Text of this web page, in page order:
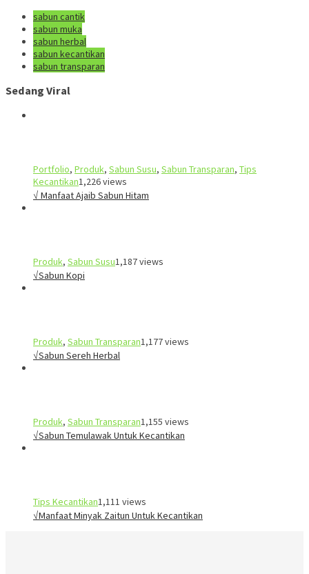
sabun cantik
sabun muka
sabun herbal
sabun kecantikan
sabun transparan
Sedang Viral
Portfolio, Produk, Sabun Susu, Sabun Transparan, Tips
Kecantikan1,226 views
√ Manfaat Ajaib Sabun Hitam
Produk, Sabun Susu1,187 views
√Sabun Kopi
Produk, Sabun Transparan1,177 views
√Sabun Sereh Herbal
Produk, Sabun Transparan1,155 views
√Sabun Temulawak Untuk Kecantikan
Tips Kecantikan1,111 views
√Manfaat Minyak Zaitun Untuk Kecantikan